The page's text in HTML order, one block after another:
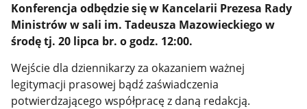
Konferencja odbędzie się w Kancelarii Prezesa Rady
Ministrów w sali im. Tadeusza Mazowieckiego w
środę tj. 20 lipca br. o godz. 12:00.
Wejście dla dziennikarzy za okazaniem ważnej
legitymacji prasowej bądź zaświadczenia
potwierdzającego współpracę z daną redakcją.